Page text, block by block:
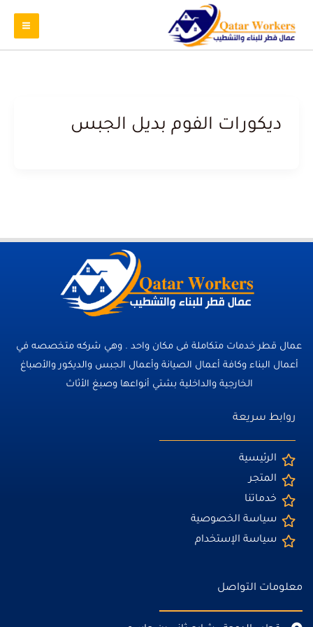
ديكورات الفوم بديل الجبس
عمال قطر خدمات متكاملة فى مكان واحد . وهي شركه متخصصه في
أعمال البناء وكافة أعمال الصيانة وأعمال الجبس والديكور والأصباغ
الخارجية والداخلية بشتي أنواعها وصبغ الأثاث
روابط سريعة
الرئيسية
المتجر
خدماتنا
سياسة الخصوصية
سياسة الإستخدام
معلومات التواصل